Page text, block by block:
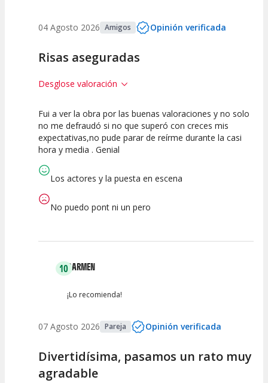
04 Agosto 2026 Amigos Opinión verificada
Risas aseguradas
Desglose valoración
10
Calidad del
Espectáculo
10
Puesta en
Escena
10
Interpretación
Fui a ver la obra por las buenas valoraciones y no solo
no me defraudó si no que superó con creces mis
expectativas,no pude parar de reírme durante la casi
hora y media . Genial
Los actores y la puesta en escena
No puedo pont ni un pero
10CARMEN
¡Lo recomienda!
07 Agosto 2026 Pareja Opinión verificada
Divertidísima, pasamos un rato muy
agradable